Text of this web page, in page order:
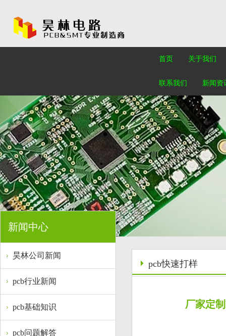
首页 关于我们
联系我们 新闻资
新闻中心
昊林公司新闻
pcb行业新闻
pcb基础知识
pcb问题解答
pcb快速打样
厂家定